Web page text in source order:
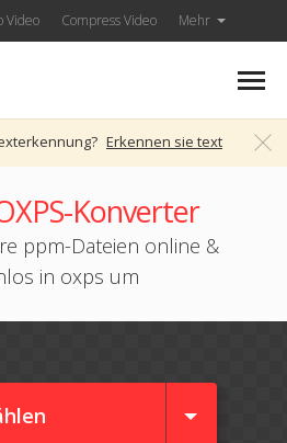
Video Compress Video Mehr
Erkennen sie text
Konverter
ppm-Dateien online &
in oxps um